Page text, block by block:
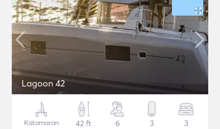
Lagoon 42
Katamaran
42 ft
6 3 3